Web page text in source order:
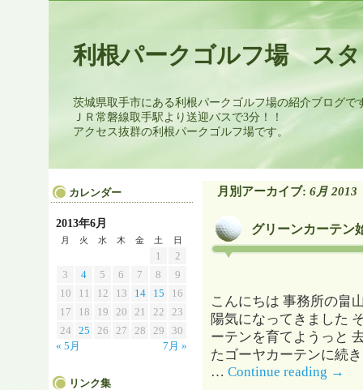
利根パークゴルフ場 ス
茨城県取手市にある利根パークゴルフ場の紹介ブログで
ＪＲ常磐線取手駅より送迎バスで3分！！
アクセス抜群の利根パークゴルフ場です。
月別アーカイブ: 6月 2013
グリーンカーテン
こんにちは 事務所の畠
陽気になってきました
ーテンを育てようっと
たゴーヤカーテンに続
… Continue reading →
カレンダー
2013年6月
月 火 水 木 金 土 日
« 5月 7月 »
1
2
3
4 5 6 7 8
9
10
11 12 13 14 15
16
17
18 19 20 21 22
23
24
25 26 27 28 29 30
リンク集